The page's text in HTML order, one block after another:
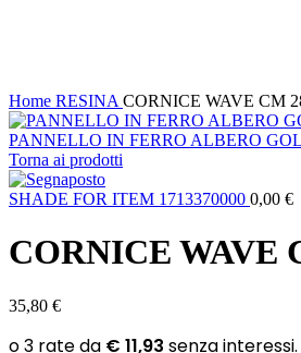
Home RESINA CORNICE WAVE CM
PANNELLO IN FERRO ALBERO
Torna ai prodotti
SHADE FOR ITEM 1713370000 0,00 €
CORNICE WAVE
35,80 €